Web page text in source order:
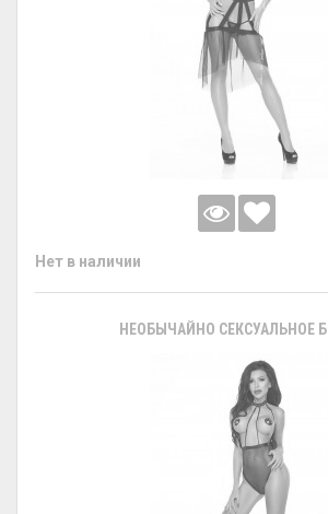
Нет в наличии
НЕОБЫЧАЙНО СЕКСУАЛЬНОЕ